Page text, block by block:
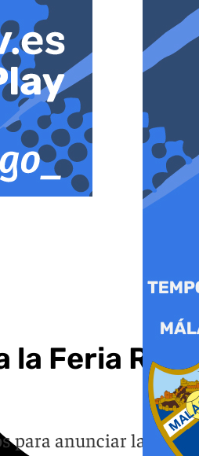
la Feria Real
para anunciar la Feria